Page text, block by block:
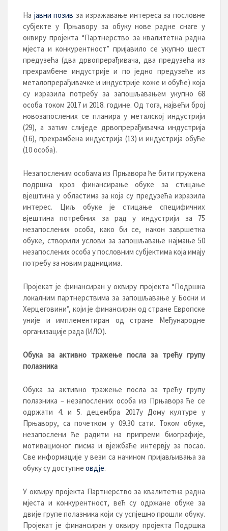
На јавни позив за изражавање интереса за пословне
субјекте у Прњавору за обуку нове радне снаге у
оквиру пројекта “Партнерство за квалитетна радна
мјеста и конкурентност” пријавило се укупно шест
предузећа (два дрвопрерађивача, два предузећа из
прехрамбене индустрије и по једно предузеће из
металопрерађивачке и индустрије коже и обуће) која
су изразила потребу за запошљавањем укупно 68
особа током 2017 и 2018. године. Од тога, највећи број
новозапослених се планира у металској индустрији
(29), а затим слиједе дрвопрерађивачка индустрија
(16), прехрамбена индустрија (13) и индустрија обуће
(10 особа).
Незапосленим особама из Прњавора ће бити пружена
подршка кроз финансирање обуке за стицање
вјештина у областима за која су предузећа изразила
интерес. Циљ обуке је стицање специфичних
вјештина потребних за рад у индустрији за 75
незапослених особа, како би се, након завршетка
обуке, створили услови за запошљавање најмање 50
незапослених особа у пословним субјектима која имају
потребу за новим радницима.
Пројекат је финансиран у оквиру пројекта “Подршка
локалним партнерствима за запошљавање у Босни и
Херцеговини”, који је финансиран од стране Европске
уније и имплементиран од стране Међународне
организације рада (ИЛО).
Обука за активно тражење посла за трећу групу
полазника
Обука за активно тражење посла за трећу групу
полазника – незапослених особа из Прњавора ће се
одржати 4. и 5. децембра 2017у Дому културе у
Прњавору, са почетком у 09.30 сати. Током обуке,
незапослени ће радити на припреми биографије,
мотивационог писма и вјежбаће интервју за посао.
Све информације у вези са начином пријављивања за
обуку су доступне овдје.
У оквиру пројекта Партнерство за квалитетна радна
мјеста и конкурентност, већ су одржане обуке за
двије групе полазника који су успјешно прошли обуку.
Пројекат је финансиран у оквиру пројекта Подршка